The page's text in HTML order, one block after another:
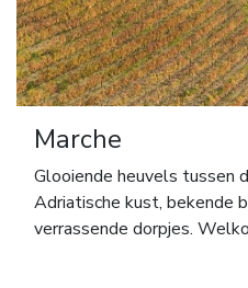
Marche
Glooiende heuvels tussen
Adriatische kust, bekende
verrassende dorpjes.